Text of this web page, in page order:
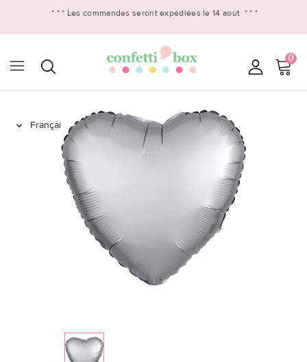
* * * Les commandes seront expédiées le 14 août * * *
0
